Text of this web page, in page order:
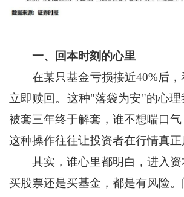
一、回本时刻的心里
在某只基金亏损接近40%后，
立即赎回。这种"落袋为安"的心
被套三年终于解套，谁不想喘口气
这种操作往往让投资者在行情真正
其实，谁心里都明白，进入资
买股票还是买基金，都是有风险